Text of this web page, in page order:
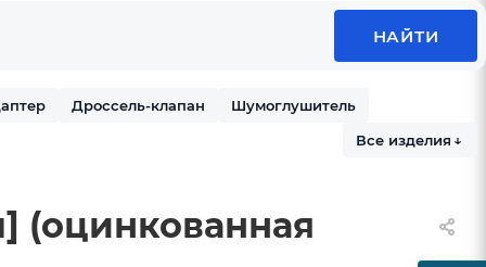
Дроссель-клапан
Шумоглушитель
Все изделия ↓
(оцинкованная